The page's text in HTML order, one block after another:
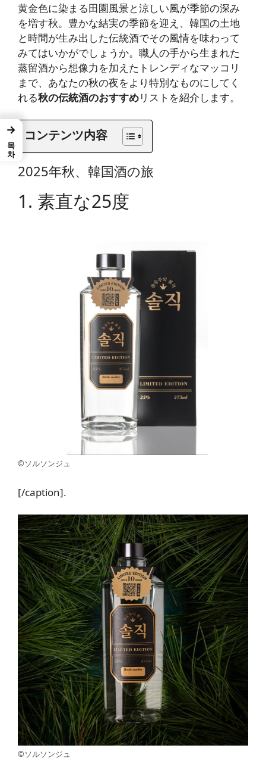
黄金色に染まる田園風景と涼しい風が季節の深み
を増す秋。豊かな結実の季節を迎え、韓国の土地
と時間が生み出した伝統酒でその風情を味わって
みてはいかがでしょうか。職人の手から生まれた
蒸留酒から想像力を加えたトレンディなマッコリ
まで、あなたの秋の夜をより特別なものにしてく
れる秋の伝統酒のおすすめリストを紹介します。
コンテンツ内容
2025年秋、韓国酒の旅
1. 素直な25度
©ソルソンジュ
[/caption].
©ソルソンジュ
→
목차